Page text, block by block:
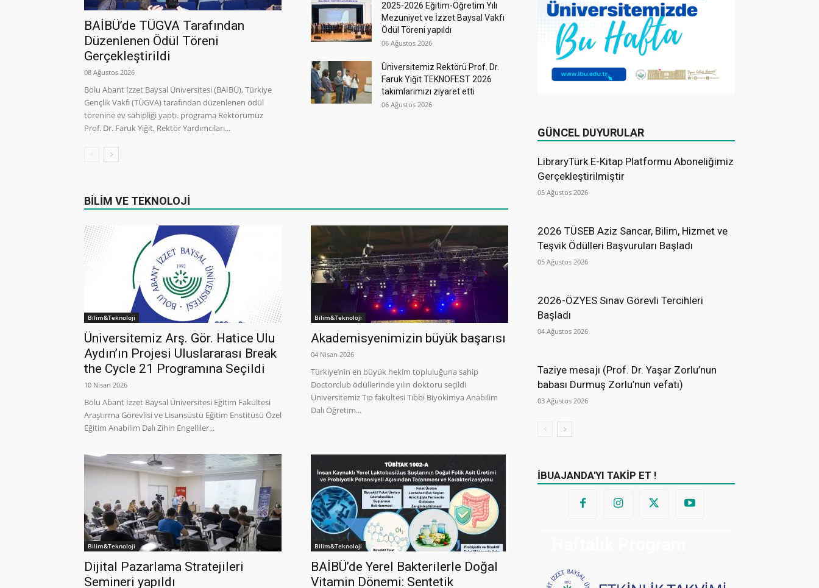
BAİBÜ’de TÜGVA Tarafından
Düzenlenen Ödül Töreni
Gerçekleştirildi
08 Ağustos 2026
Bolu Abant İzzet Baysal Üniversitesi (BAİBÜ), Türkiye
Gençlik Vakfı (TÜGVA) tarafından düzenlenen ödül
törenine ev sahipliği yaptı. programa Rektörümüz
Prof. Dr. Faruk Yiğit, Rektör Yardımcıları...
2025-2026 Eğitim-Öğretim Yılı
Mezuniyet ve İzzet Baysal Vakfı
Ödül Töreni yapıldı
06 Ağustos 2026
Üniversitemiz Rektörü Prof. Dr.
Faruk Yiğit TEKNOFEST 2026
takımlarımızı ziyaret etti
06 Ağustos 2026
BİLİM VE TEKNOLOJİ
Bilim&Teknoloji
Üniversitemiz Arş. Gör. Hatice Ulu
Aydın’ın Projesi Uluslararası Break
the Cycle 21 Programına Seçildi
10 Nisan 2026
Bolu Abant İzzet Baysal Üniversitesi Eğitim Fakültesi
Araştırma Görevlisi ve Lisansüstü Eğitim Enstitüsü Özel
Eğitim Anabilim Dalı Zihin Engelliler...
Bilim&Teknoloji
Akademisyenimizin büyük başarısı
04 Nisan 2026
Türkiye’nin en büyük hekim topluluğuna sahip
Doctorclub ödüllerinde yılın doktoru seçildi
Üniversitemiz Tıp fakültesi Tıbbi Biyokimya Anabilim
Dalı Öğretim...
Bilim&Teknoloji
Dijital Pazarlama Stratejileri
Semineri yapıldı
Bilim&Teknoloji
BAİBÜ’de Yerel Bakterilerle Doğal
Vitamin Dönemi: Sentetik
GÜNCEL DUYURULAR
LibraryTürk E-Kitap Platformu Aboneliğimiz
Gerçekleştirilmiştir
05 Ağustos 2026
2026 TÜSEB Aziz Sancar, Bilim, Hizmet ve
Teşvik Ödülleri Başvuruları Başladı
05 Ağustos 2026
2026-ÖZYES Sınav Görevli Tercihleri
Başladı
04 Ağustos 2026
Taziye mesajı (Prof. Dr. Yaşar Zorlu’nun
babası Durmuş Zorlu’nun vefatı)
03 Ağustos 2026
İBUAJANDA'YI TAKİP ET !